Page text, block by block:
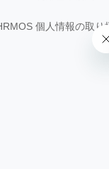
個人情報の取り